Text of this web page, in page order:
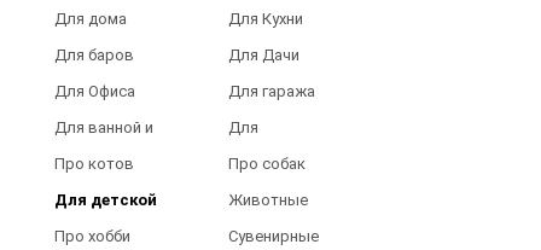
Для дома
Для Кухни
Для баров
Для Дачи
Для Офиса
Для гаража
Для ванной и
Для
Про котов
Про собак
Для детской
Животные
Про хобби
Сувенирные